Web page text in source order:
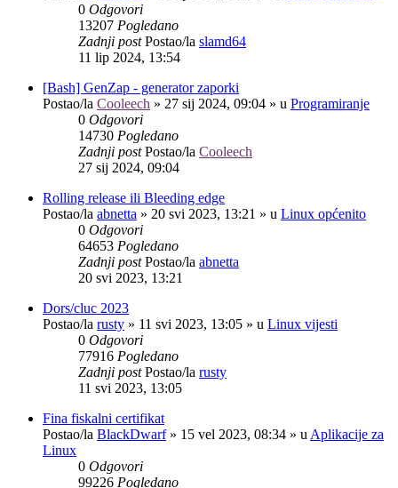
0 Odgovori
13207 Pogledano
Zadnji postPostao/la slamd64
11 lip 2024, 13:54
[Bash] GenZap - generator zaporki
Postao/la Cooleech » 27 sij 2024, 09:04 » u Programiranje
0 Odgovori
14730 Pogledano
Zadnji postPostao/la Cooleech
27 sij 2024, 09:04
Rolling release ili Bleeding edge
Postao/la abnetta » 20 svi 2023, 13:21 » u Linux općenito
0 Odgovori
64653 Pogledano
Zadnji postPostao/la abnetta
20 svi 2023, 13:21
Dors/cluc 2023
Postao/la rusty » 11 svi 2023, 13:05 » u Linux vijesti
0 Odgovori
77916 Pogledano
Zadnji postPostao/la rusty
11 svi 2023, 13:05
Fina fiskalni certifikat
Postao/la BlackDwarf» 15 vel 2023, 08:34 » u Aplikacije za
Linux
0 Odgovori
99226 Pogledano